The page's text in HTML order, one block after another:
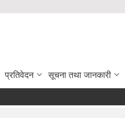
प्रतिवेदन सूचना तथा जानकारी